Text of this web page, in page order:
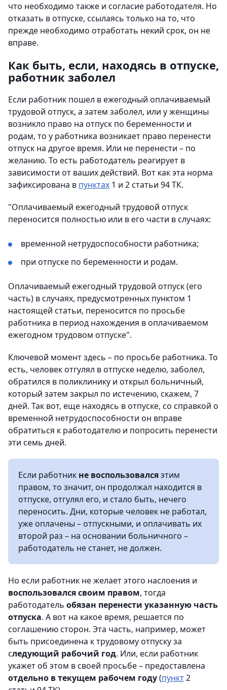
что необходимо также и согласие работодателя. Но
отказать в отпуске, ссылаясь только на то, что
прежде необходимо отработать некий срок, он не
вправе.
Как быть, если, находясь в отпуске,
работник заболел
Если работник пошел в ежегодный оплачиваемый
трудовой отпуск, а затем заболел, или у женщины
возникло право на отпуск по беременности и
родам, то у работника возникает право перенести
отпуск на другое время. Или не перенести – по
желанию. То есть работодатель реагирует в
зависимости от ваших действий. Вот как эта норма
зафиксирована в пунктах 1 и 2 статьи 94 ТК.
"Оплачиваемый ежегодный трудовой отпуск
переносится полностью или в его части в случаях:
временной нетрудоспособности работника;
при отпуске по беременности и родам.
Оплачиваемый ежегодный трудовой отпуск (его
часть) в случаях, предусмотренных пунктом 1
настоящей статьи, переносится по просьбе
работника в период нахождения в оплачиваемом
ежегодном трудовом отпуске".
Ключевой момент здесь – по просьбе работника. То
есть, человек отгулял в отпуске неделю, заболел,
обратился в поликлинику и открыл больничный,
который затем закрыл по истечению, скажем, 7
дней. Так вот, еще находясь в отпуске, со справкой о
временной нетрудоспособности он вправе
обратиться к работодателю и попросить перенести
эти семь дней.
Если работник не воспользовалсяэтим
правом, то значит, он продолжал находится в
отпуске, отгулял его, и стало быть, нечего
переносить. Дни, которые человек не работал,
уже оплачены – отпускными, и оплачивать их
второй раз – на основании больничного –
работодатель не станет, не должен.
Но если работник не желает этого наслоения и
воспользовался своим правом, тогда
работодатель обязан перенести указанную часть
отпуска. А вот на какое время, решается по
соглашению сторон. Эта часть, например, может
быть присоединена к трудовому отпуску за
следующий рабочий год. Или, если работник
укажет об этом в своей просьбе – предоставлена
отдельно в текущем рабочем году(пункт2